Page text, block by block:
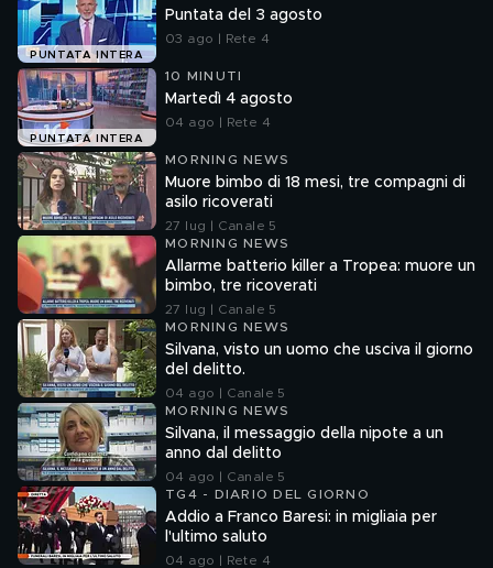
PUNTATA INTERA
Puntata del 3 agosto
03 ago | Rete 4
PUNTATA INTERA
10 MINUTI
Martedì 4 agosto
04 ago | Rete 4
MORNING NEWS
Muore bimbo di 18 mesi, tre compagni di
asilo ricoverati
27 lug | Canale 5
MORNING NEWS
Allarme batterio killer a Tropea: muore un
bimbo, tre ricoverati
27 lug | Canale 5
MORNING NEWS
Silvana, visto un uomo che usciva il giorno
del delitto.
04 ago | Canale 5
MORNING NEWS
Silvana, il messaggio della nipote a un
anno dal delitto
04 ago | Canale 5
TG4 - DIARIO DEL GIORNO
Addio a Franco Baresi: in migliaia per
l'ultimo saluto
04 ago | Rete 4